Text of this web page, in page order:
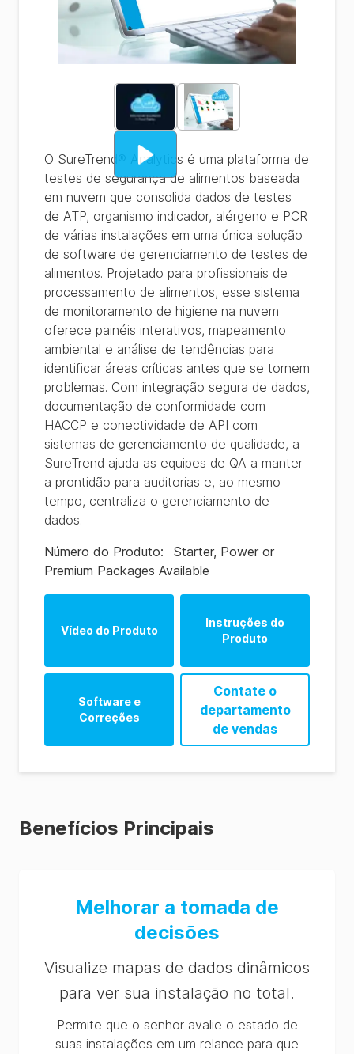
O SureTrend® Analytics é uma plataforma de
testes de segurança de alimentos baseada
em nuvem que consolida dados de testes
de ATP, organismo indicador, alérgeno e PCR
de várias instalações em uma única solução
de software de gerenciamento de testes de
alimentos. Projetado para profissionais de
processamento de alimentos, esse sistema
de monitoramento de higiene na nuvem
oferece painéis interativos, mapeamento
ambiental e análise de tendências para
identificar áreas críticas antes que se tornem
problemas. Com integração segura de dados,
documentação de conformidade com
HACCP e conectividade de API com
sistemas de gerenciamento de qualidade, a
SureTrend ajuda as equipes de QA a manter
a prontidão para auditorias e, ao mesmo
tempo, centraliza o gerenciamento de
dados.
Número do Produto:
Starter, Power or
Premium Packages Available
Vídeo do Produto
Instruções do
Produto
Software e
Correções
Build 11
SureTrend 4 USB
SureTrend Excel
Import Template
Script
InstallShield Response
Files
Contate o
departamento
de vendas
Benefícios Principais
Melhorar a tomada de
decisões
Visualize mapas de dados dinâmicos
para ver sua instalação no total.
Permite que o senhor avalie o estado de
suas instalações em um relance para que